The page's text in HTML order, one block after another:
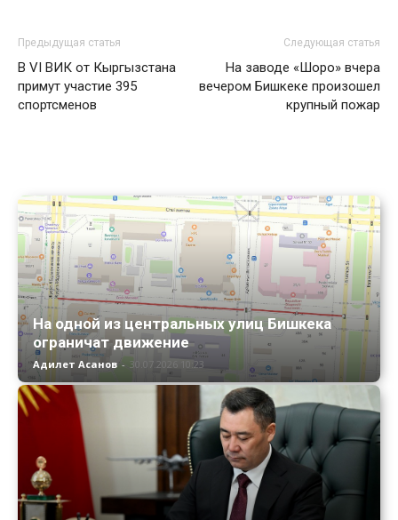
Предыдущая статья
В VI ВИК от Кыргызстана
примут участие 395
спортсменов
Следующая статья
На заводе «Шоро» вчера
вечером Бишкеке произошел
крупный пожар
На одной из центральных улиц Бишкека
ограничат движение
Адилет Асанов - 30.07.2026 10:23